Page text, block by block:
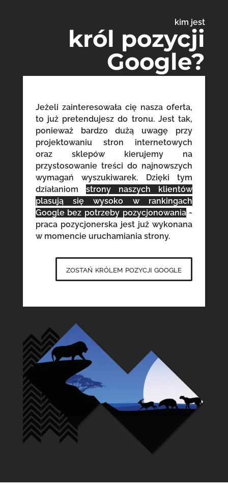
kim jest
król pozycji
Google?
Jeżeli zainteresowała cię nasza oferta,
to już pretendujesz do tronu. Jest tak,
ponieważ bardzo dużą uwagę przy
projektowaniu stron internetowych
oraz sklepów kierujemy na
przystosowanie treści do najnowszych
wymagań wyszukiwarek. Dzięki tym
działaniom strony naszych klientów
plasują się wysoko w rankingach
Google bez potrzeby pozycjonowania-
praca pozycjonerska jest już wykonana
w momencie uruchamiania strony.
zostań królem pozycji google